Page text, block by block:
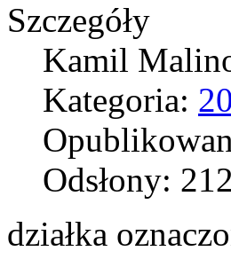
Szczegóły
Kamil
Kategoria:
Odsłony:
działka